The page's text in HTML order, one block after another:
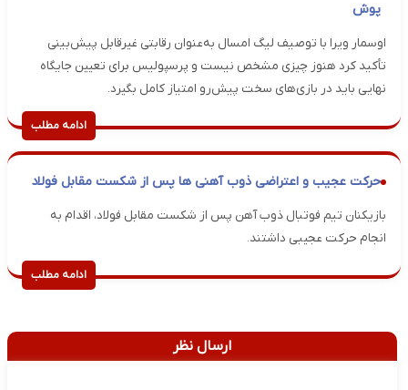
پوش
اوسمار ویرا با توصیف لیگ امسال به‌عنوان رقابتی غیرقابل پیش‌بینی
تأکید کرد هنوز چیزی مشخص نیست و پرسپولیس برای تعیین جایگاه
نهایی باید در بازی‌های سخت پیش‌رو امتیاز کامل بگیرد.
ادامه مطلب
حرکت عجیب و اعتراضی ذوب آهنی ها پس از شکست مقابل فولاد
بازیکنان تیم فوتبال ذوب آهن پس از شکست مقابل فولاد، اقدام به
انجام حرکت عجیبی داشتند.
ادامه مطلب
ارسال نظر